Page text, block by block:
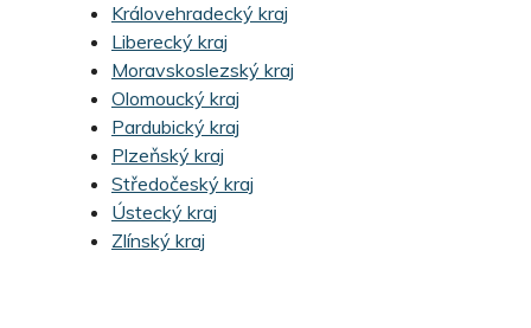
Královehradecký kraj
Liberecký kraj
Moravskoslezský kraj
Olomoucký kraj
Pardubický kraj
Plzeňský kraj
Středočeský kraj
Ústecký kraj
Zlínský kraj